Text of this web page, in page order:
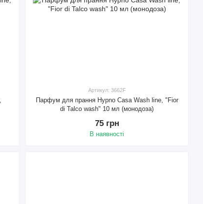
Артикул: 3662F
Парфум для прання Hypno Casa Wash line, "Fior
di Talco wash" 10 мл (монодоза)
75 грн
В наявності